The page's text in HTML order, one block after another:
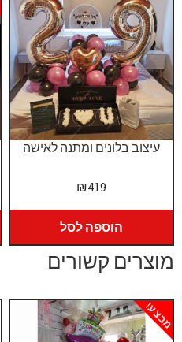
עיצוב בלונים ומתנה לאישה
₪419
הוספה לסל
מוצרים קשורים
מבצע!